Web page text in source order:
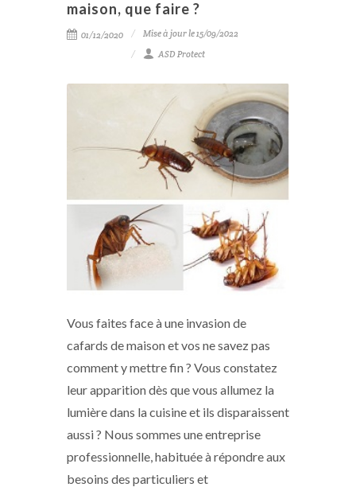
maison, que faire ?
01/12/2020
Mise à jour le 15/09/2022
ASD Protect
Vous faites face à une invasion de
cafards de maison et vos ne savez pas
comment y mettre fin ? Vous constatez
leur apparition dès que vous allumez la
lumière dans la cuisine et ils disparaissent
aussi ? Nous sommes une entreprise
professionnelle, habituée à répondre aux
besoins des particuliers et